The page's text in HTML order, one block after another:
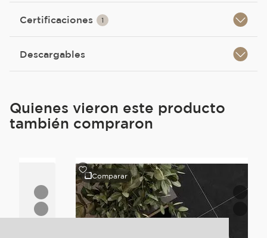
Certificaciones 1
Descargables
Quienes vieron este producto
también compraron
Comparar